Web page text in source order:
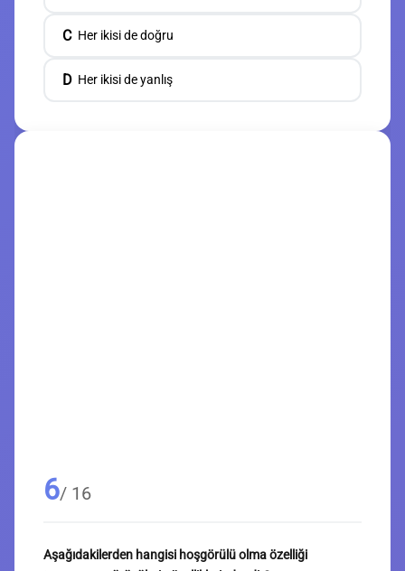
C Her ikisi de doğru
D Her ikisi de yanlış
6/ 16
Aşağıdakilerden hangisi hoşgörülü olma özelliği